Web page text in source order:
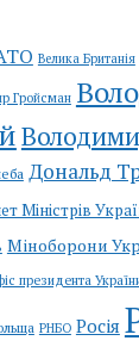
Велика Британія
Гройсман
Дональд
Міністрів
Міноборони
президента
РНБО Росія